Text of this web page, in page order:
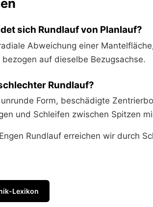
sich Rundlauf von Planlauf?
Abweichung einer
auf dieselbe Bezugsachse.
Rundlauf?
Form, beschädigte
und Schleifen zwischen Spitzen
Engen Rundlauf erreichen wir durch
Lexikon